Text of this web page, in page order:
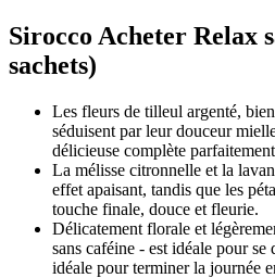
Sirocco Acheter Relax
sachets)
Les fleurs de tilleul argenté,
séduisent par leur douceur
délicieuse complète
La mélisse citronnelle et la
effet apaisant, tandis que les
touche finale, douce et fleurie.
Délicatement florale et
sans caféine - est idéale pour
idéale pour terminer la journée